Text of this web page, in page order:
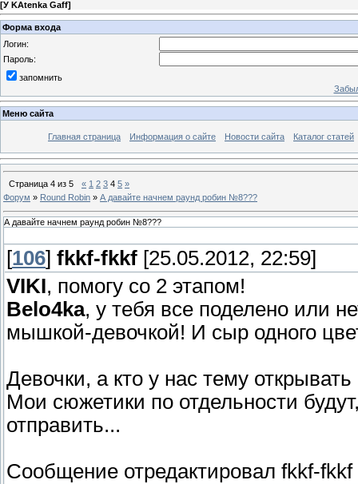
[У KAtenka Gaff]
Форма входа
Логин:
Пароль:
запомнить
Меню сайта
Главная страница Информация о сайте Новости сайта Каталог статей
Страница 4 из 5 « 1 2 3 4 5 »
Форум » Round Robin » А давайте начнем раунд робин №8???
А давайте начнем раунд робин №8???
[106] fkkf-fkkf [25.05.2012, 22:59]
VIKI, помогу со 2 этапом!
Belo4ka, у тебя все поделено или
мышкой-девочкой! И сыр одного
Девочки, а кто у нас тему
Мои сюжетики по отдельности
отправить...
Сообщение отредактировал fkkf-fkkf